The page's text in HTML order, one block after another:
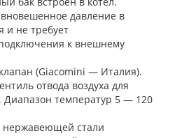
давление в
и не требует
к внешнему
(Giacomini — Италия).
отвода воздуха для
Диапазон температур 5 — 120
нержавеющей стали